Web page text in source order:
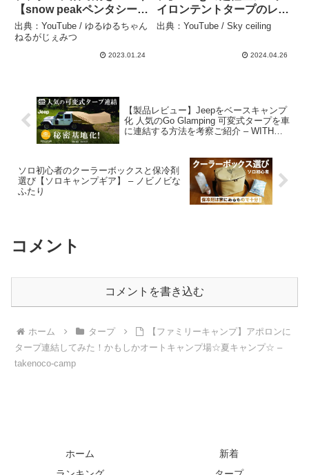
【snow peakペンタシール
ド】 – ゆるゆるちゃんねる
がじぇみつ
出典：YouTube / ゆるゆるちゃん
ねるがじぇみつ
2023.01.24
イロンテントタープのレビ
ュー – Sky ceiling
出典：YouTube / Sky ceiling
2024.04.26
【製品レビュー】Jeepをベースキャンプ
化 人気のGo Glamping 可変式タープを車
に連結する方法を考察ご紹介 – WITH
ソロ初心者のクーラーボックスと保冷剤
選び【ソロキャンプギア】 – ノビノビな
ふたり
コメント
コメントを書き込む
ホーム タープ
【ファミリーキャンプ】アポロンに
タープ連結してみた！かもしかオートキャンプ場☆夏キャンプ☆ –
takenoco-camp
ホーム
新着